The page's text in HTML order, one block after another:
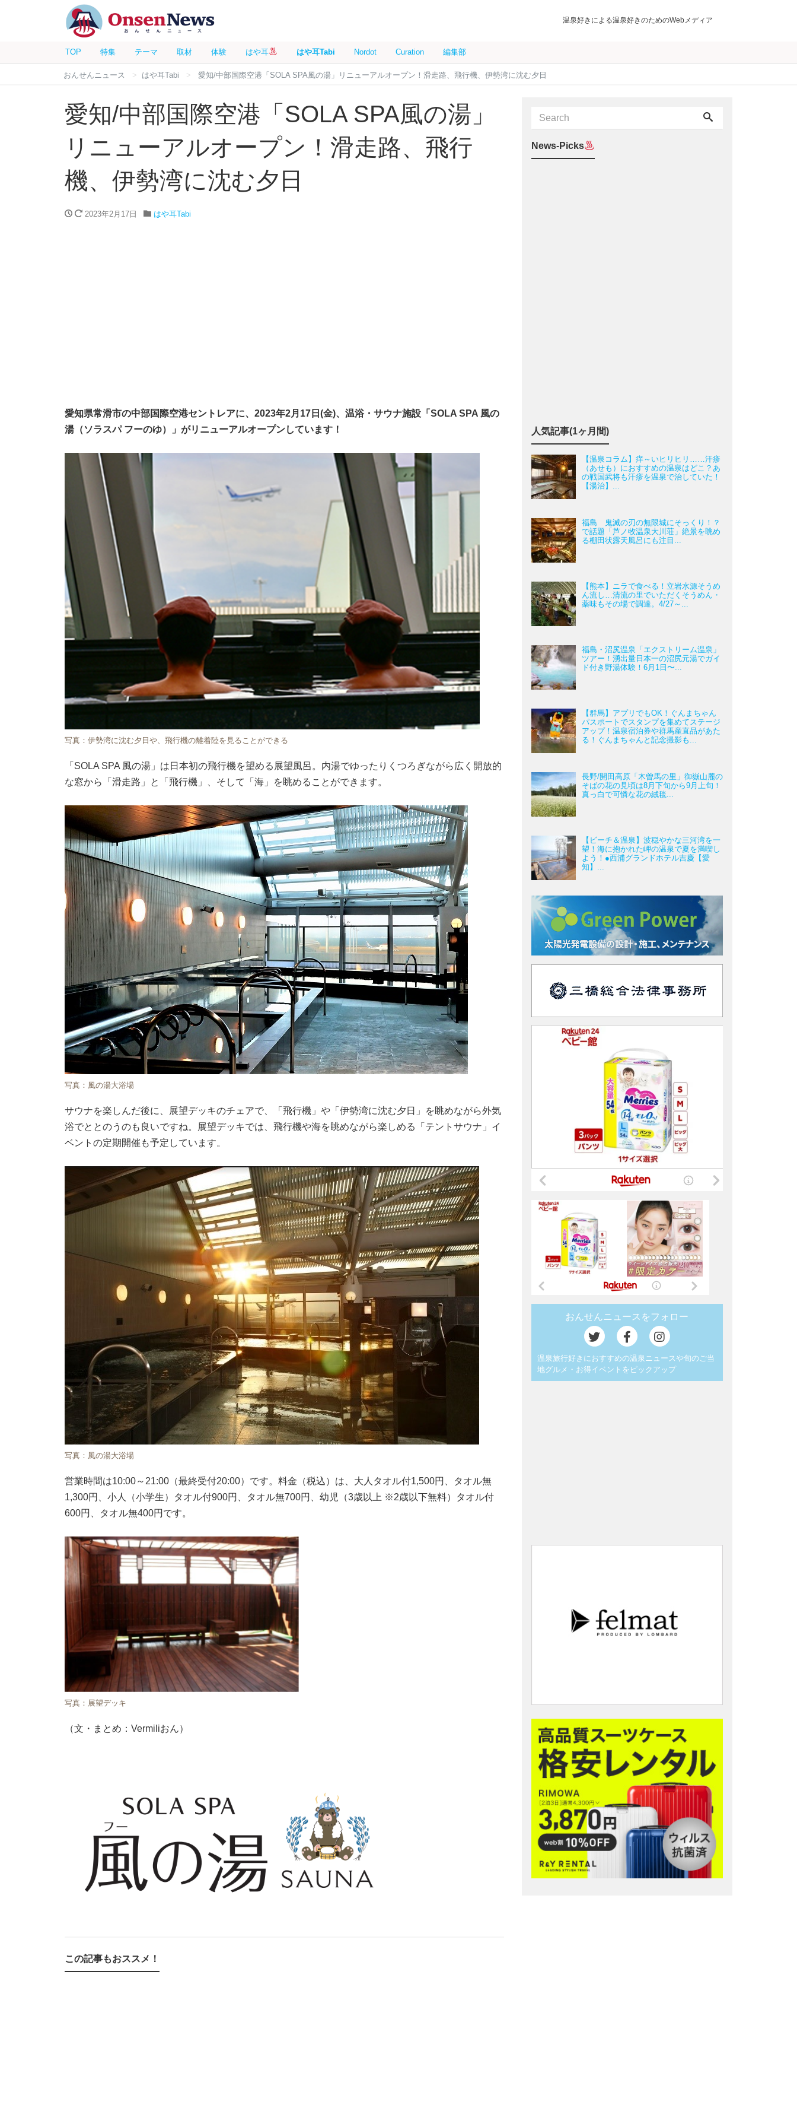
温泉好きによる温泉好きのためのWebメディア
TOP 特集 テーマ 取材 体験 はや耳 はや耳Tabi Nordot Curation 編集部
おんせんニュース はや耳Tabi 愛知/中部国際空港「SOLA SPA風の湯」リニューアルオープン！滑走路、飛行機、伊勢湾に沈む夕日
愛知/中部国際空港「SOLA SPA風の湯」
リニューアルオープン！滑走路、飛行
機、伊勢湾に沈む夕日
2023年2月17日 はや耳Tabi
愛知県常滑市の中部国際空港セントレアに、2023年2月17日(金)、温浴・サウナ施設「SOLA SPA 風の
湯（ソラスパ フーのゆ）」がリニューアルオープンしています！
写真：伊勢湾に沈む夕日や、飛行機の離着陸を見ることができる
「SOLA SPA 風の湯」は日本初の飛行機を望める展望風呂。内湯でゆったりくつろぎながら広く開放的
な窓から「滑走路」と「飛行機」、そして「海」を眺めることができます。
写真：風の湯大浴場
サウナを楽しんだ後に、展望デッキのチェアで、「飛行機」や「伊勢湾に沈む夕日」を眺めながら外気
浴でととのうのも良いですね。展望デッキでは、飛行機や海を眺めながら楽しめる「テントサウナ」イ
ベントの定期開催も予定しています。
写真：風の湯大浴場
営業時間は10:00～21:00（最終受付20:00）です。料金（税込）は、大人タオル付1,500円、タオル無
1,300円、小人（小学生）タオル付900円、タオル無700円、幼児（3歳以上 ※2歳以下無料）タオル付
600円、タオル無400円です。
写真：展望デッキ
（文・まとめ：Vermiliおん）
この記事もおススメ！
News-Picks
人気記事(1ヶ月間)
【温泉コラム】痒～いヒリヒリ……汗疹
（あせも）におすすめの温泉はどこ？あ
の戦国武将も汗疹を温泉で治していた！
【湯治】...
福島 鬼滅の刃の無限城にそっくり！？
で話題「芦ノ牧温泉大川荘」絶景を眺め
る棚田状露天風呂にも注目...
【熊本】ニラで食べる！立岩水源そうめ
ん流し…清流の里でいただくそうめん・
薬味もその場で調達。4/27～...
福島・沼尻温泉「エクストリーム温泉」
ツアー！湧出量日本一の沼尻元湯でガイ
ド付き野湯体験！6月1日〜...
【群馬】アプリでもOK！ぐんまちゃん
パスポートでスタンプを集めてステージ
アップ！温泉宿泊券や群馬産直品があた
る！ぐんまちゃんと記念撮影も...
長野/開田高原「木曽馬の里」御嶽山麓の
そばの花の見頃は8月下旬から9月上旬！
真っ白で可憐な花の絨毯...
【ビーチ＆温泉】波穏やかな三河湾を一
望！海に抱かれた岬の温泉で夏を満喫し
よう！●西浦グランドホテル吉慶【愛
知】...
おんせんニュースをフォロー
温泉旅行好きにおすすめの温泉ニュースや旬のご当
地グルメ・お得イベントをピックアップ